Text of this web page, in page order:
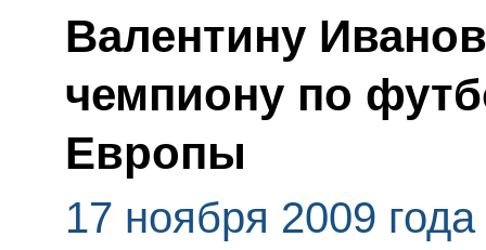
Валентину
чемпиону по
Европы
17 ноября 2009 года